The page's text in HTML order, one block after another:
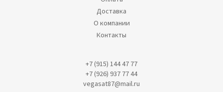
Доставка
О компании
Контакты
+7 (915) 144 47 77
+7 (926) 937 77 44
vegasat87@mail.ru